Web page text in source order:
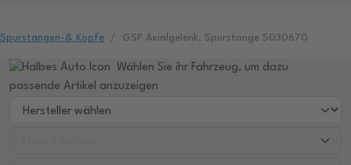
Spurstangen-& Köpfe GSP Axialgelenk, Spurstange S030670
Wählen Sie ihr Fahrzeug, um dazu
passende Artikel anzuzeigen